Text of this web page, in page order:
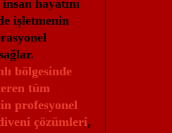
hayatını
işletmenin
bölgesinde
tüm
profesyonel
çözümleri,